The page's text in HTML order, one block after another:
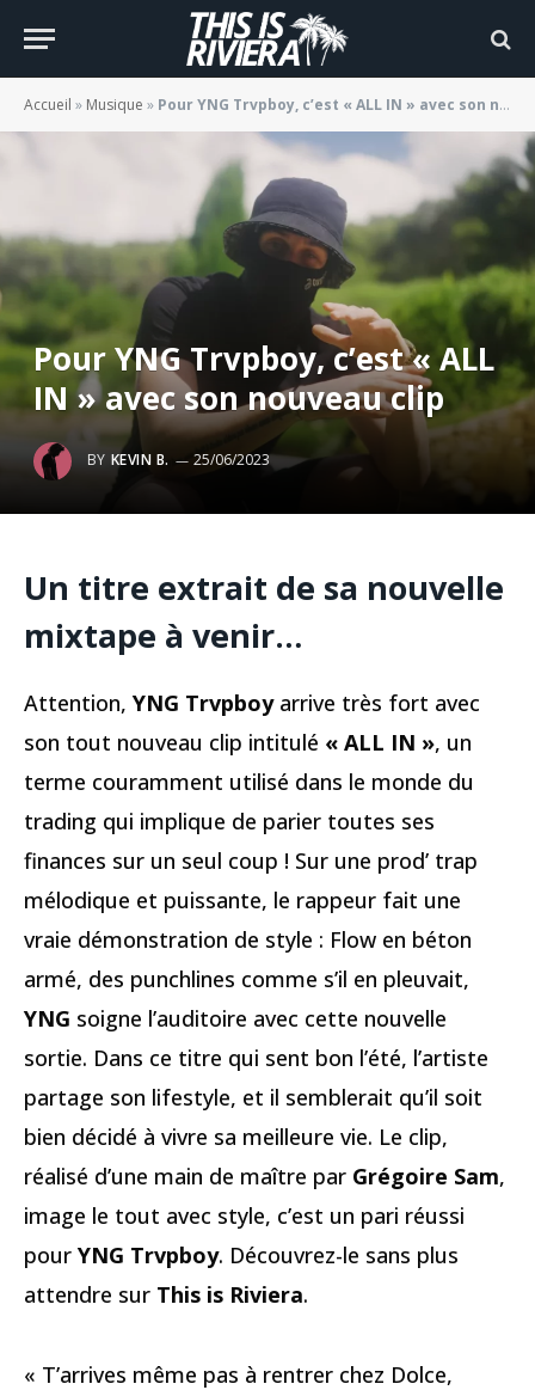
Accueil » Musique » Pour YNG Trvpboy, c’est « ALL IN » avec son nouveau clip
Pour YNG Trvpboy, c’est « ALL
IN » avec son nouveau clip
BY KEVIN B. 25/06/2023
Un titre extrait de sa nouvelle
mixtape à venir…
Attention, YNG Trvpboyarrive très fort avec
son tout nouveau clip intitulé « ALL IN », un
terme couramment utilisé dans le monde du
trading qui implique de parier toutes ses
finances sur un seul coup ! Sur une prod’ trap
mélodique et puissante, le rappeur fait une
vraie démonstration de style : Flow en béton
armé, des punchlines comme s’il en pleuvait,
YNG soigne l’auditoire avec cette nouvelle
sortie. Dans ce titre qui sent bon l’été, l’artiste
partage son lifestyle, et il semblerait qu’il soit
bien décidé à vivre sa meilleure vie. Le clip,
réalisé d’une main de maître par Grégoire Sam,
image le tout avec style, c’est un pari réussi
pour YNG Trvpboy. Découvrez-le sans plus
attendre sur This is Riviera.
« T’arrives même pas à rentrer chez Dolce,